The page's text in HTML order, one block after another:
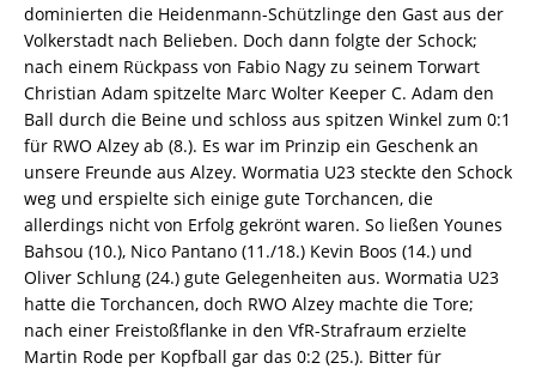
dominierten die Heidenmann-Schützlinge den Gast aus der
Volkerstadt nach Belieben. Doch dann folgte der Schock;
nach einem Rückpass von Fabio Nagy zu seinem Torwart
Christian Adam spitzelte Marc Wolter Keeper C. Adam den
Ball durch die Beine und schloss aus spitzen Winkel zum 0:1
für RWO Alzey ab (8.). Es war im Prinzip ein Geschenk an
unsere Freunde aus Alzey. Wormatia U23 steckte den Schock
weg und erspielte sich einige gute Torchancen, die
allerdings nicht von Erfolg gekrönt waren. So ließen Younes
Bahsou (10.), Nico Pantano (11./18.) Kevin Boos (14.) und
Oliver Schlung (24.) gute Gelegenheiten aus. Wormatia U23
hatte die Torchancen, doch RWO Alzey machte die Tore;
nach einer Freistoßflanke in den VfR-Strafraum erzielte
Martin Rode per Kopfball gar das 0:2 (25.). Bitter für